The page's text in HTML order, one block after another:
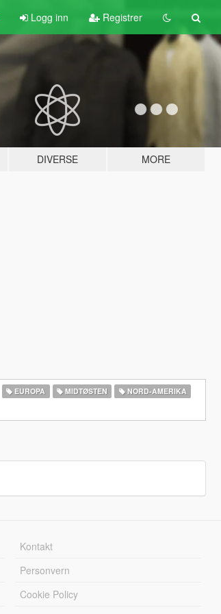
Logg inn Registrer
DIVERSE MORE
EUROPA MIDTØSTEN
NORD-AMERIKA‎
Kontakt
Personvern
Cookie Policy